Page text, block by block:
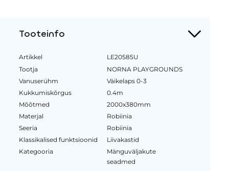
Tooteinfo
Artikkel
LE20585U
Tootja
NORNA PLAYGROUNDS
Vanuserühm
Väikelaps 0-3
Kukkumiskõrgus
0.4m
Mõõtmed
2000x380mm
Materjal
Robiinia
Seeria
Robiinia
Klassikalised funktsioonid
Liivakastid
Kategooria
Mänguväljakute
seadmed